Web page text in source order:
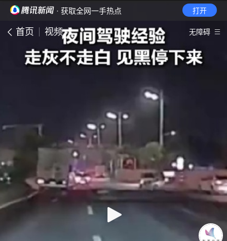
· 获取全网一手热点 打开
首页 视频 无障碍